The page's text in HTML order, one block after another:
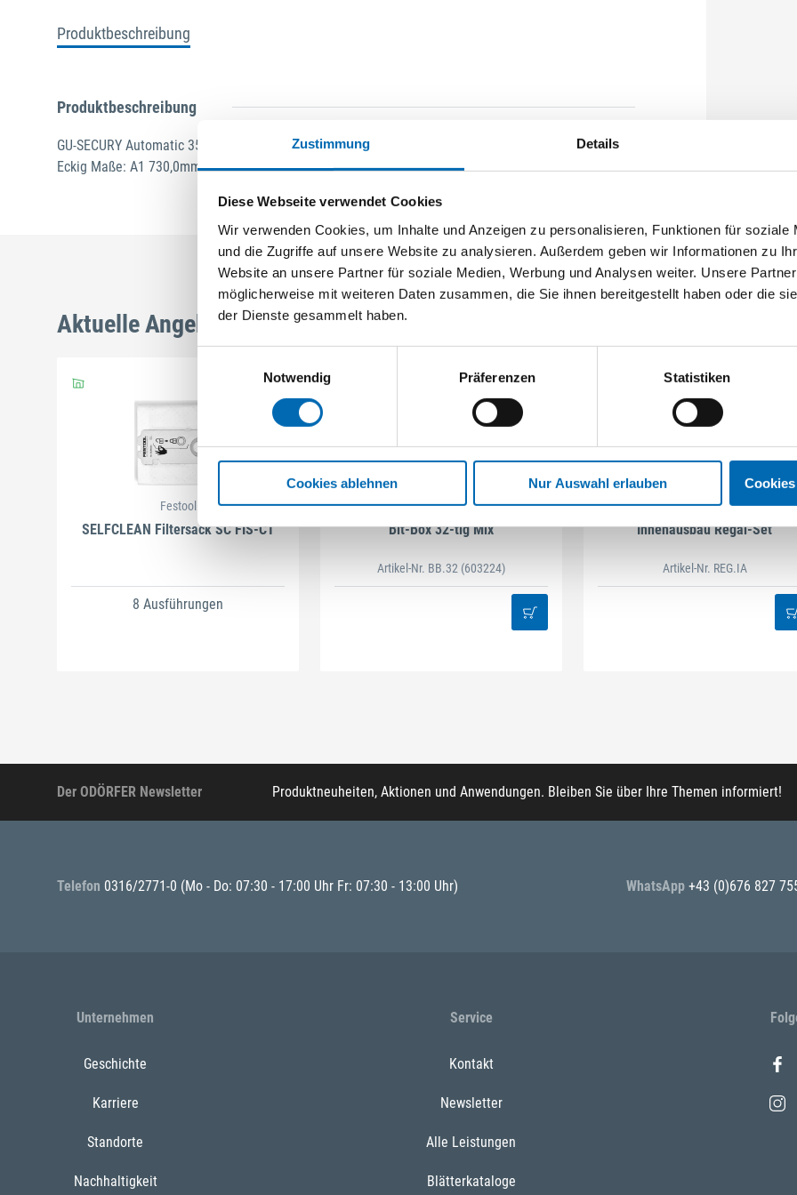
Zustimmung Details
Diese Webseite verwendet Cookies
Wir verwenden Cookies, um Inhalte und Anzeigen zu personalisieren, Funktionen für soziale
und die Zugriffe auf unsere Website zu analysieren. Außerdem geben wir Informationen zu
Website an unsere Partner für soziale Medien, Werbung und Analysen weiter. Unsere
möglicherweise mit weiteren Daten zusammen, die Sie ihnen bereitgestellt haben oder die
der Dienste gesammelt haben.
Notwendig
Präferenzen Statistiken
Cookies ablehnen Nur Auswahl erlauben
Produktbeschreibung
Produktbeschreibung
GU-SECURY Automatic 35/92 sf2 Nuss: 8mm Kennkerbe: 1020mm Flachstulp 24x2,5mm L:2285,0mm
Eckig Maße: A1 730,0mm B1 760,0mm A-Öffner: optional Edelstahl geschliffen
Aktuelle Angebote
Festool
SELFCLEAN Filtersack SC FIS-CT
8 Ausführungen
STAHLHÄRTER
Bit-Box 32-tlg Mix
Artikel-Nr. BB.32 (603224)
DAMAZEN
Innenausbau Regal-Set
Artikel-Nr. REG.IA
Der ODÖRFER Newsletter Produktneuheiten, Aktionen und Anwendungen. Bleiben Sie über Ihre Themen informiert!
Telefon 0316/2771-0 (Mo - Do: 07:30 - 17:00 Uhr Fr: 07:30 - 13:00 Uhr) WhatsApp +43 (0)676 827
Unternehmen
Geschichte
Karriere
Standorte
Nachhaltigkeit
Service
Kontakt
Newsletter
Alle Leistungen
Blätterkataloge